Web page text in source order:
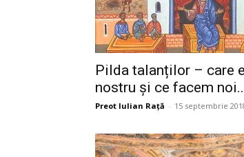
Pilda talanților – care
nostru și ce facem
Preot Iulian Raţă - 15 septembrie